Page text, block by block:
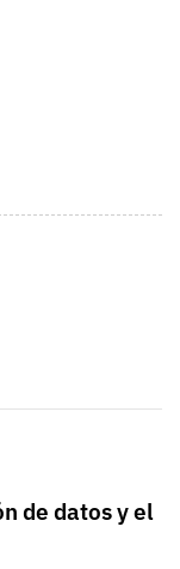
de datos y el